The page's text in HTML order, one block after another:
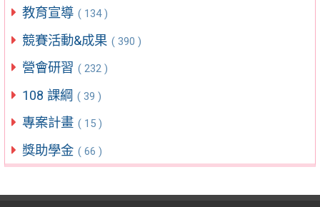
教育宣導 ( 134 )
競賽活動&成果 ( 390 )
營會研習 ( 232 )
108 課綱 ( 39 )
專案計畫 ( 15 )
獎助學金 ( 66 )